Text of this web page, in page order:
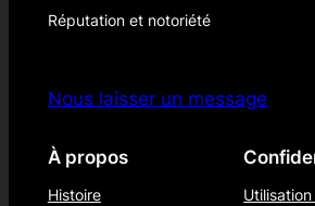
Réputation et notoriété
Nous laisser un message
À propos
Histoire